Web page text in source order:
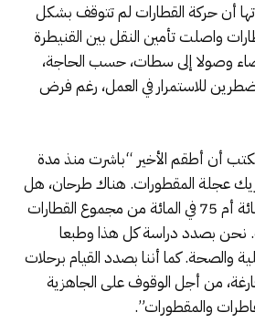
أن حركة القطارات لم تتوقف بشكل
“بل هناك 10 قطارات واصلت تأمين النقل بين القنيطرة
وصولا إلى سطات، حسب الحاجة،
للاستمرار في العمل، رغم فرض
أن أطقم الأخير “باشرت منذ مدة
عجلة المقطورات. هناك طرحان، هل
ننطلق بنسبة 20 في المائة أم 75 في المائة من مجموع القطارات
نحن بصدد دراسة كل هذا وطبعا
والصحة. كما أننا بصدد القيام برحلات
من أجل الوقوف على الجاهزية
والمقطورات”.